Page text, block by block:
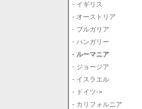
- イギリス
- オーストリア
- ブルガリア
- ハンガリー
- ルーマニア
- ジョージア
- イスラエル
- ドイツ->
- カリフォルニア